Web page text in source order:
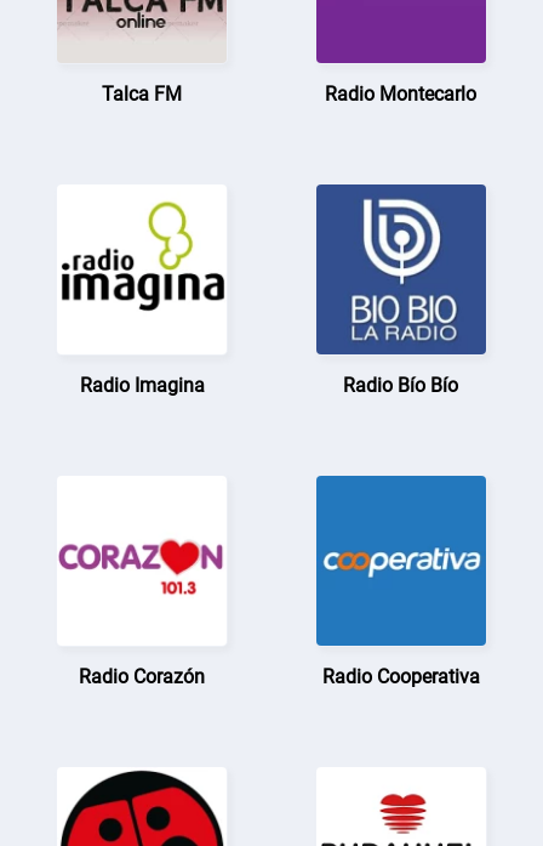
Talca FM Radio Montecarlo
Radio Imagina Radio Bío Bío
Radio Corazón Radio Cooperativa